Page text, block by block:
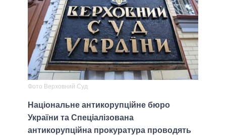
Фото Верховний Суд
Національне антикорупційне бюро
України та Спеціалізована
антикорупційна прокуратура проводять